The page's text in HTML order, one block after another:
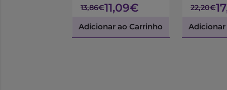
13,86€11,09€
Adicionar ao Carrinho
22,20€